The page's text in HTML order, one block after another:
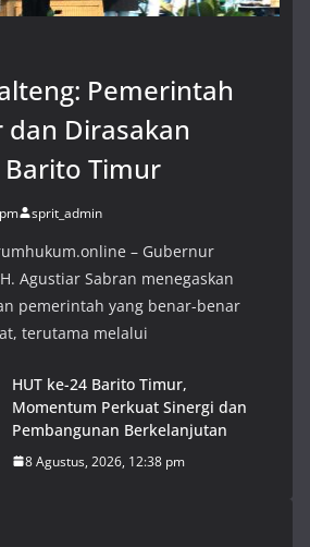
Pemerintah
dan Dirasakan
Timur
sprit_admin
– Gubernur
Agustiar Sabran menegaskan
pemerintah yang benar-benar
terutama melalui
HUT ke-24 Barito Timur,
Momentum Perkuat Sinergi dan
Pembangunan Berkelanjutan
8 Agustus, 2026, 12:38 pm